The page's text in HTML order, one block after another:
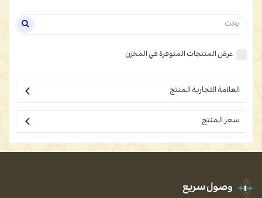
عرض المنتجات المتوفرة في المخزن
العلامة التجارية المنتج
سعر المنتج
وصول سريع